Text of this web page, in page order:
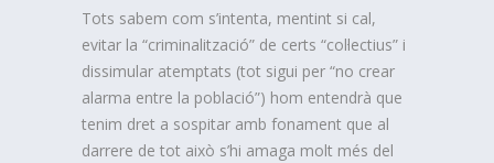
Tots sabem com s’intenta, mentint si cal,
evitar la “criminalització” de certs “col·lectius” i
dissimular atemptats (tot sigui per “no crear
alarma entre la població”) hom entendrà que
tenim dret a sospitar amb fonament que al
darrere de tot això s’hi amaga molt més del